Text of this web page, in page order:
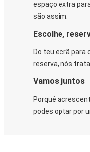
espaço extra
são assim.
Escolhe,
Do teu ecrã para
reserva, nós
Vamos juntos
Porquê
podes optar por